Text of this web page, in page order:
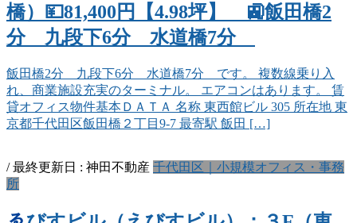
橋）💴81,400円【4.98坪】 🚉飯田橋2
分 九段下6分 水道橋7分
飯田橋2分 九段下6分 水道橋7分 です。 複数線乗り入
れ、商業施設充実のターミナル。 エアコンはあります。 賃
貸オフィス物件基本ＤＡＴＡ 名称 東西館ビル 305 所在地 東
京都千代田区飯田橋２丁目9-7 最寄駅 飯田 […]
/ 最終更新日 : 神田不動産 千代田区｜小規模オフィス・事務
所